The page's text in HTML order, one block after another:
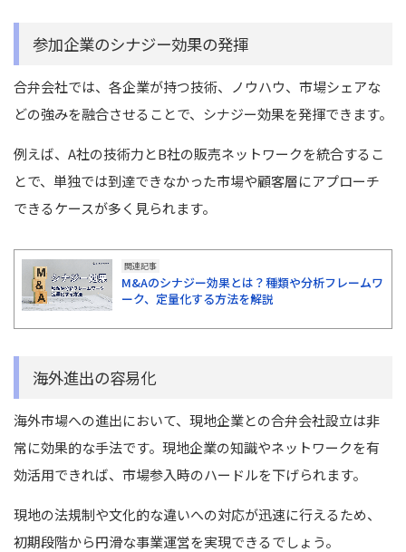
参加企業のシナジー効果の発揮
合弁会社では、各企業が持つ技術、ノウハウ、市場シェアな
どの強みを融合させることで、シナジー効果を発揮できます。
例えば、A社の技術力とB社の販売ネットワークを統合するこ
とで、単独では到達できなかった市場や顧客層にアプローチ
できるケースが多く見られます。
関連記事
M&Aのシナジー効果とは？種類や分析フレームワ
ーク、定量化する方法を解説
海外進出の容易化
海外市場への進出において、現地企業との合弁会社設立は非
常に効果的な手法です。現地企業の知識やネットワークを有
効活用できれば、市場参入時のハードルを下げられます。
現地の法規制や文化的な違いへの対応が迅速に行えるため、
初期段階から円滑な事業運営を実現できるでしょう。